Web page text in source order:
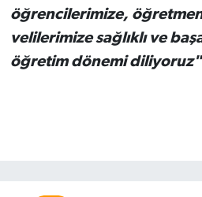
öğrencilerimize,
velilerimize sağlıklı ve
öğretim dönemi diliyoruz"